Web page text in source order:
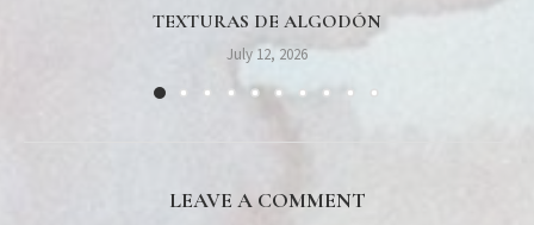
TEXTURAS DE ALGODÓN
July 12, 2026
LEAVE A COMMENT